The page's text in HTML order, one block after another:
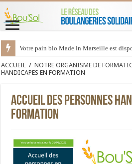
Votre pain bio Made in Marseille est
ACCUEIL / NOTRE ORGANISME DE
HANDICAPES EN FORMATION
ACCUEIL DES PERSONNES
FORMATION